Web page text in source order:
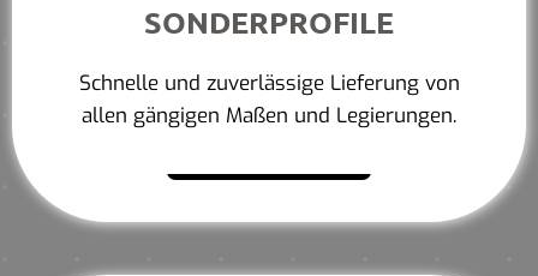
SONDERPROFILE
Schnelle und zuverlässige Lieferung von
allen gängigen Maßen und Legierungen.